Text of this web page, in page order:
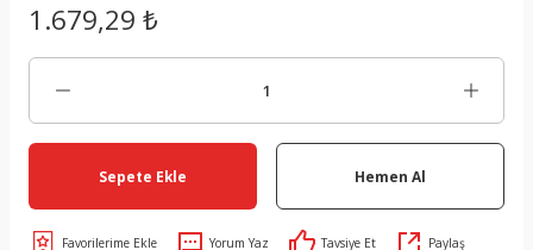
1.679,29 ₺
Sepete Ekle Hemen Al
Yorum Yaz Tavsiye Et Paylaş